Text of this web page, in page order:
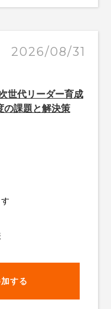
2026/08/31
世代リーダー育成
の課題と解決策
する